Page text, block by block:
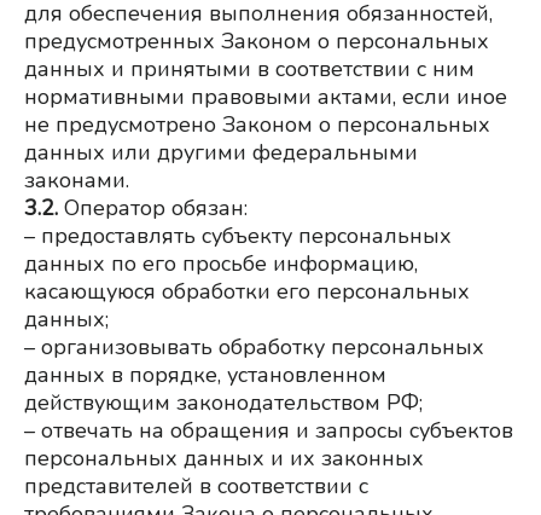
для обеспечения выполнения обязанностей,
предусмотренных Законом о персональных
данных и принятыми в соответствии с ним
нормативными правовыми актами, если иное
не предусмотрено Законом о персональных
данных или другими федеральными
законами.
3.2. Оператор обязан:
– предоставлять субъекту персональных
данных по его просьбе информацию,
касающуюся обработки его персональных
данных;
– организовывать обработку персональных
данных в порядке, установленном
действующим законодательством РФ;
– отвечать на обращения и запросы субъектов
персональных данных и их законных
представителей в соответствии с